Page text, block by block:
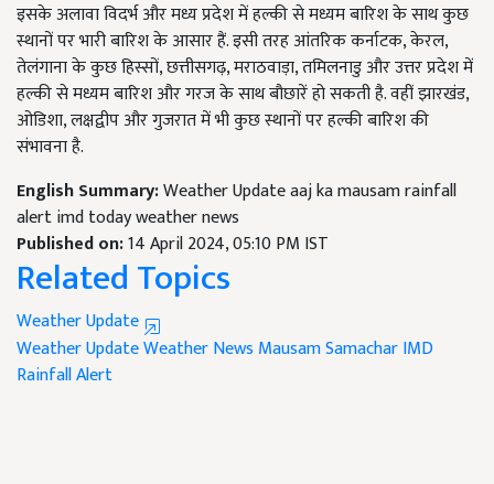
इसके अलावा विदर्भ और मध्य प्रदेश में हल्की से मध्यम बारिश के साथ कुछ
स्थानों पर भारी बारिश के आसार हैं. इसी तरह आंतरिक कर्नाटक, केरल,
तेलंगाना के कुछ हिस्सों, छत्तीसगढ़, मराठवाड़ा, तमिलनाडु और उत्तर प्रदेश में
हल्की से मध्यम बारिश और गरज के साथ बौछारें हो सकती है. वहीं झारखंड,
ओडिशा, लक्षद्वीप और गुजरात में भी कुछ स्थानों पर हल्की बारिश की
संभावना है.
English Summary:Weather Update aaj ka mausam rainfall
alert imd today weather news
Published on:14 April 2024, 05:10 PM IST
Related Topics
Weather Update
Weather UpdateWeather News Mausam SamacharIMD
Rainfall Alert